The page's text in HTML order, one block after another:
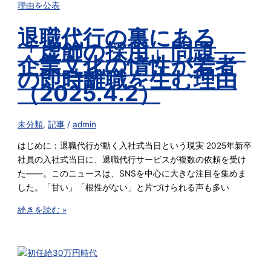
退職代行の裏にある
「虚飾の採用」問題──
企業文化の惰性が若者
の即時離職を生む理由
（2025.4.2）
未分類,記事 /admin
はじめに：退職代行が動く入社式当日という現実 2025年新卒
社員の入社式当日に、退職代行サービスが複数の依頼を受け
た――。このニュースは、SNSを中心に大きな注目を集めま
した。「甘い」「根性がない」と片づけられる声も多い
続きを読む »